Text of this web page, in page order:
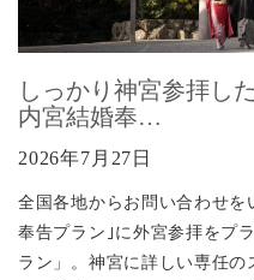
しっかり神宮参拝し
内宮結婚奉…
2026年7月27日
全国各地からお問い合わせ
奉告プラン｣に外宮参拝をプ
ラン」。神宮に詳しい専任の